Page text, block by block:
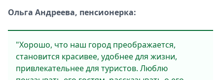
Ольга Андреева, пенсионерка:
"Хорошо, что наш город преображается,
становится красивее, удобнее для жизни,
привлекательнее для туристов. Люблю